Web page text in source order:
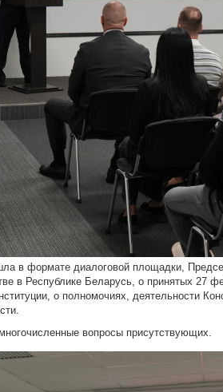
в формате диалоговой площадки,
в Республике Беларусь, о принятых 27
о полномочиях, деятельности
вопросы присутствующих.